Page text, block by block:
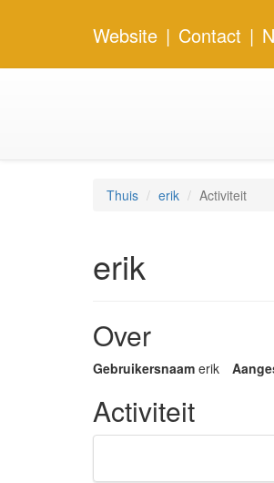
Website | Contact |
Thuis erik Activiteit
erik
Over
Gebruikersnaam erik
Activiteit